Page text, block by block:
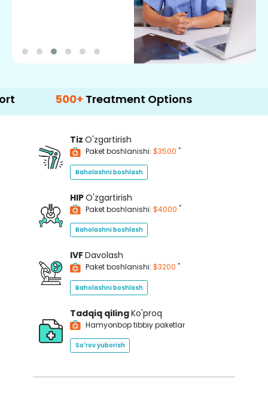
500+ Treatment Options
Tiz O'zgartirish
Paket boshlanishi: $3500 *
Baholashni boshlash
HIPO'zgartirish
Paket boshlanishi: $4000 *
Baholashni boshlash
IVFDavolash
Paket boshlanishi: $3200 *
Baholashni boshlash
Tadqiq qilingKo'proq
Hamyonbop tibbiy paketlar
So'rov yuborish